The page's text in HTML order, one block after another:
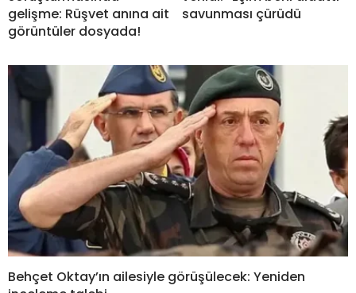
gelişme: Rüşvet anına ait
görüntüler dosyada!
savunması çürüdü
Behçet Oktay’ın ailesiyle görüşülecek: Yeniden